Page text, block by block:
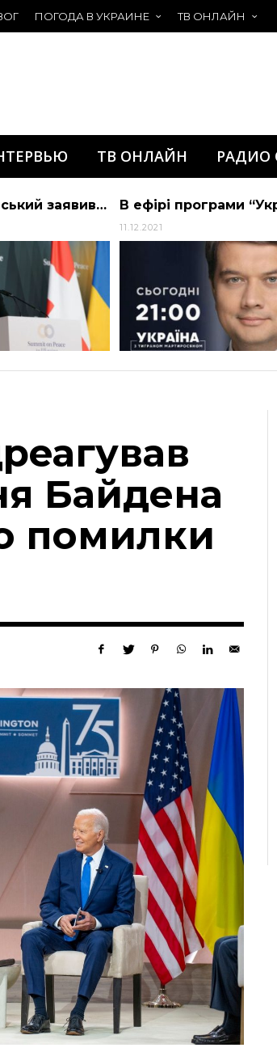
ПОГОДА В УКРАИНЕ ТВ ОНЛАЙН
ТВ ОНЛАЙН РАДИО
Про це Зеленський заявив на мирному саміті у Швейцарії
11.12.2021
Байдена
помилки